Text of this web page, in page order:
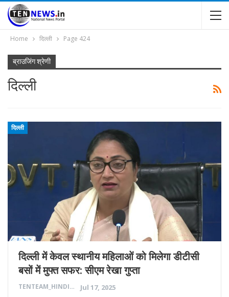
Home दिल्ली Page 424
ब्राउजिंग श्रेणी
दिल्ली
दिल्ली
दिल्ली में केवल स्थानीय महिलाओं को मिलेगा डीटीसी
बसों में मुफ्त सफर: सीएम रेखा गुप्ता
TENTEAM_HINDI
Jul 17, 2025